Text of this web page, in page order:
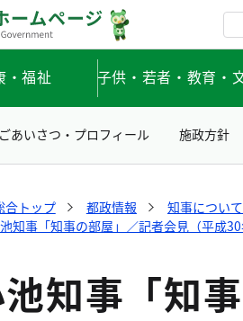
・福祉 子供・若者・教育・
ごあいさつ・プロフィール 施政方針
合トップ 都政情報 知事について
知事「知事の部屋」／記者会見（平成30
知事「知